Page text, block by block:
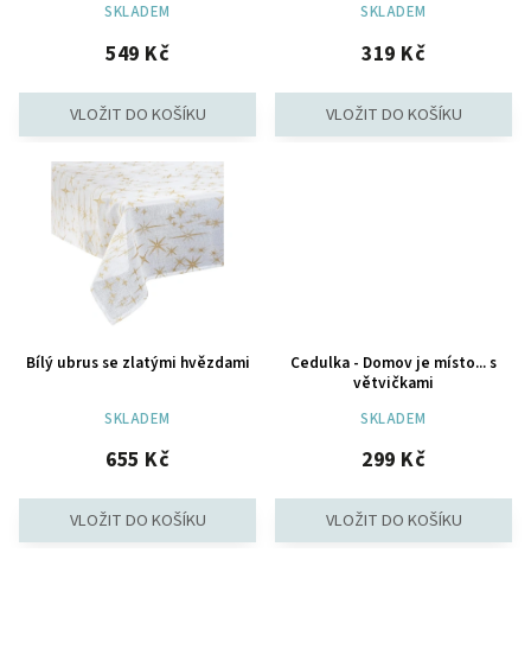
SKLADEM
549 Kč
SKLADEM
319 Kč
Bílý ubrus se zlatými hvězdami
SKLADEM
655 Kč
Cedulka - Domov je místo... s
větvičkami
SKLADEM
299 Kč